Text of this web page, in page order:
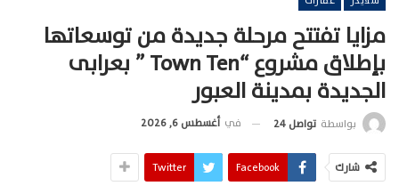
مزايا تفتتح مرحلة جديدة من توسعاتها
بإطلاق مشروع “Town Ten ” بعرابى
الجديدة بمدينة العبور
بواسطة تواصل 24 في أغسطس 6, 2026
شارك Facebook
Twitter